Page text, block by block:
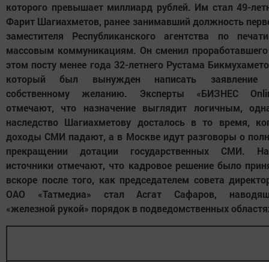
которого превышает миллиард рублей. Им стал 49-
Фарит Шагиахметов, ранее занимавший должность
заместителя Республиканского агентства по
массовым коммуникациям. Он сменил
этом посту менее года 32-летнего Рустама
который был вынужден написать заявление
собственному желанию. Эксперты «БИЗНЕС
отмечают, что назначение выглядит логичным,
наследство Шагиахметову досталось в то время,
доходы СМИ падают, а в Москве идут разговоры о
прекращении дотации государственных СМИ.
источники отмечают, что кадровое решение было
вскоре после того, как председателем совета
ОАО «Татмедиа» стал Асгат Сафаров,
«железной рукой» порядок в подведомственных